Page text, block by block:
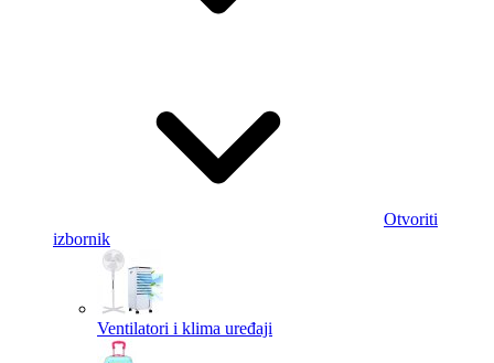
Otvoriti
izbornik
Ventilatori i klima uređaji